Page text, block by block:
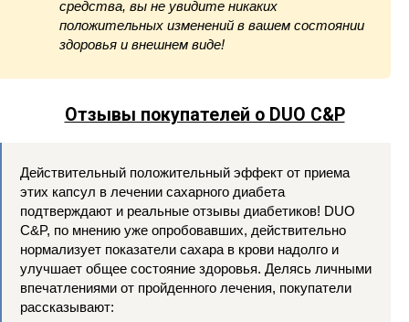
средства, вы не увидите никаких
положительных изменений в вашем состоянии
здоровья и внешнем виде!
Отзывы покупателей о DUO C&P
Действительный положительный эффект от приема
этих капсул в лечении сахарного диабета
подтверждают и реальные отзывы диабетиков! DUO
C&P, по мнению уже опробовавших, действительно
нормализует показатели сахара в крови надолго и
улучшает общее состояние здоровья. Делясь личными
впечатлениями от пройденного лечения, покупатели
рассказывают: